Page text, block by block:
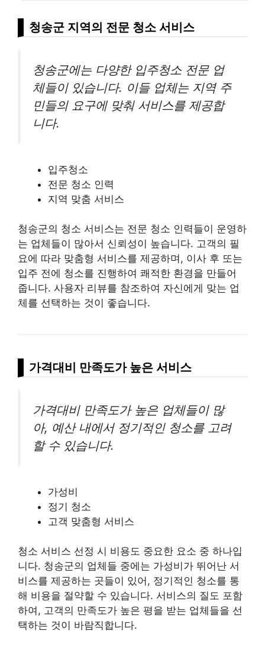
청송군 지역의 전문 청소 서비스
청송군에는 다양한 입주청소 전문 업
체들이 있습니다. 이들 업체는 지역 주
민들의 요구에 맞춰 서비스를 제공합
니다.
입주청소
전문 청소 인력
지역 맞춤 서비스
청송군의 청소 서비스는 전문 청소 인력들이 운영하
는 업체들이 많아서 신뢰성이 높습니다. 고객의 필
요에 따라 맞춤형 서비스를 제공하며, 이사 후 또는
입주 전에 청소를 진행하여 쾌적한 환경을 만들어
줍니다. 사용자 리뷰를 참조하여 자신에게 맞는 업
체를 선택하는 것이 좋습니다.
가격대비 만족도가 높은 서비스
가격대비 만족도가 높은 업체들이 많
아, 예산 내에서 정기적인 청소를 고려
할 수 있습니다.
가성비
정기 청소
고객 맞춤형 서비스
청소 서비스 선정 시 비용도 중요한 요소 중 하나입
니다. 청송군의 업체들 중에는 가성비가 뛰어난 서
비스를 제공하는 곳들이 있어, 정기적인 청소를 통
해 비용을 절약할 수 있습니다. 서비스의 질도 포함
하여, 고객의 만족도가 높은 평을 받는 업체들을 선
택하는 것이 바람직합니다.